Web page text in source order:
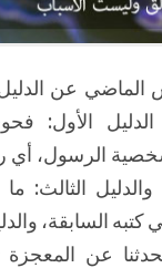
الماضي عن
الأول:
شخصية الرسول،
الثالث: ما
السابقة،
عن المعجزة